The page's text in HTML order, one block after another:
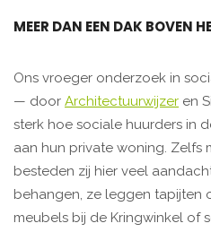
MEER DAN EEN DAK BOVEN
Ons vroeger onderzoek in
— door Architectuurwijzer en
sterk hoe sociale huurders in
aan hun private woning.
besteden zij hier veel
behangen, ze leggen tapijten
meubels bij de Kringwinkel of